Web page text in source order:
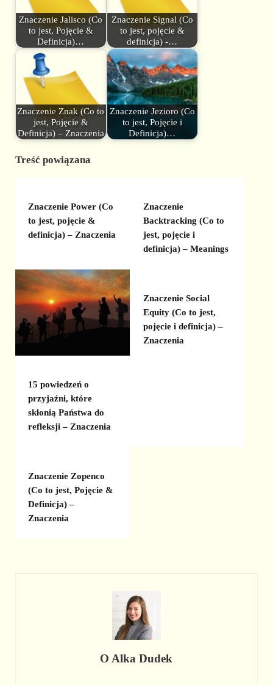
Znaczenie Jalisco (Co
to jest, Pojęcie &
Definicja)…
Znaczenie Signal (Co
to jest, pojęcie &
definicja) -…
Znaczenie Znak (Co to
jest, Pojęcie &
Definicja) – Znaczenia
Znaczenie Jezioro (Co
to jest, Pojęcie i
Definicja)…
Treść powiązana
Znaczenie Power (Co
to jest, pojęcie &
definicja) – Znaczenia
Znaczenie
Backtracking (Co to
jest, pojęcie i
definicja) – Meanings
15 powiedzeń o
przyjaźni, które
skłonią Państwa do
refleksji – Znaczenia
Znaczenie Social
Equity (Co to jest,
pojęcie i definicja) –
Znaczenia
Znaczenie Zopenco
(Co to jest, Pojęcie &
Definicja) –
Znaczenia
O Alka Dudek